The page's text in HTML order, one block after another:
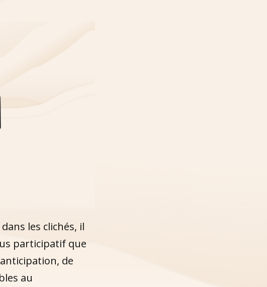
les clichés, il
participatif que
de
au